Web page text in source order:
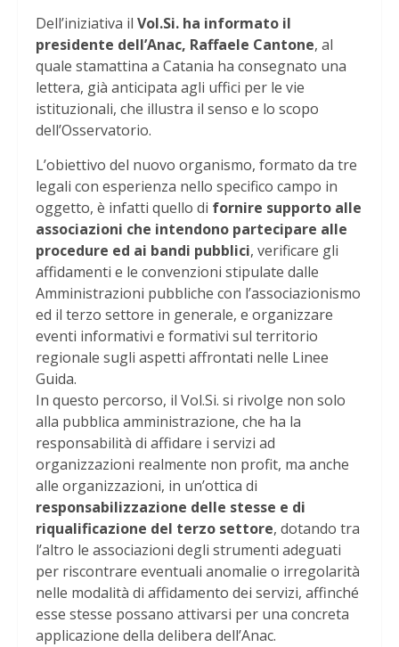
Dell’iniziativa il Vol.Si. ha informato il
presidente dell’Anac, Raffaele Cantone, al
quale stamattina a Catania ha consegnato una
lettera, già anticipata agli uffici per le vie
istituzionali, che illustra il senso e lo scopo
dell’Osservatorio.
L’obiettivo del nuovo organismo, formato da tre
legali con esperienza nello specifico campo in
oggetto, è infatti quello di fornire supporto alle
associazioni che intendono partecipare alle
procedure ed ai bandi pubblici, verificare gli
affidamenti e le convenzioni stipulate dalle
Amministrazioni pubbliche con l’associazionismo
ed il terzo settore in generale, e organizzare
eventi informativi e formativi sul territorio
regionale sugli aspetti affrontati nelle Linee
Guida.
In questo percorso, il Vol.Si. si rivolge non solo
alla pubblica amministrazione, che ha la
responsabilità di affidare i servizi ad
organizzazioni realmente non profit, ma anche
alle organizzazioni, in un’ottica di
responsabilizzazione delle stesse e di
riqualificazione del terzo settore, dotando tra
l’altro le associazioni degli strumenti adeguati
per riscontrare eventuali anomalie o irregolarità
nelle modalità di affidamento dei servizi, affinché
esse stesse possano attivarsi per una concreta
applicazione della delibera dell’Anac.